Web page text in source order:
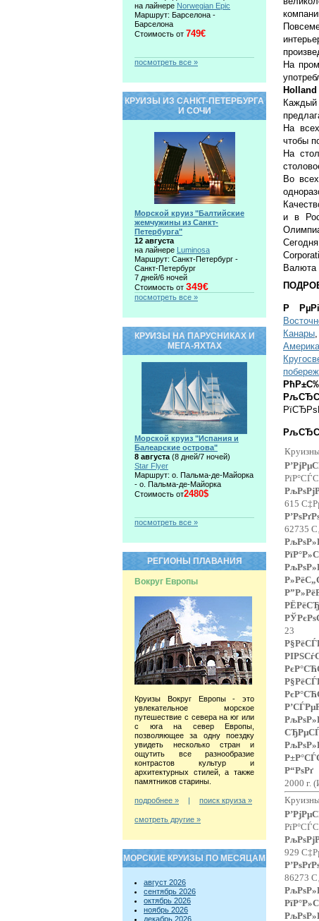
На
Каждый
На
чтобы
На
Во
и в
Р
Канары,
Америка
615
62735
23
2000 г.
929
86273
на лайнере Norwegian Epic
Маршрут: Барселона -
Барселона
Стоимость от 749€
посмотреть все »
КРУИЗЫ ИЗ САНКТ-ПЕТЕРБУРГА
И СОЧИ
Морской круиз "Балтийские
жемчужины из Санкт-
Петербурга"
12 августа
на лайнере Luminosa
Маршрут: Санкт-Петербург -
Санкт-Петербург
7 дней/6 ночей
Стоимость от 349€
посмотреть все »
КРУИЗЫ НА ПАРУСНИКАХ И
МЕГА-ЯХТАХ
Морской круиз "Испания и
Балеарские острова"
8 августа (8 дней/7 ночей)
Star Flyer
Маршрут: о. Пальма-де-Майорка
- о. Пальма-де-Майорка
Стоимость от2480$
посмотреть все »
РЕГИОНЫ ПЛАВАНИЯ
Вокруг Европы
Круизы Вокруг Европы - это
увлекательное морское
путешествие с севера на юг или
с юга на север Европы,
позволяющее за одну поездку
увидеть несколько стран и
ощутить все разнообразие
контрастов культур и
архитектурных стилей, а также
памятников старины.
подробнее » | поиск круиза »
смотреть другие »
МОРСКИЕ КРУИЗЫ ПО МЕСЯЦАМ
август 2026
сентябрь 2026
октябрь 2026
ноябрь 2026
декабрь 2026